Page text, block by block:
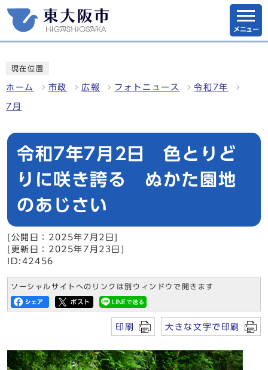
メニュー
現在位置
ホーム 市政 広報 フォトニュース 令和7年
7月
令和7年7月2日 色とりど
りに咲き誇る ぬかた園地
のあじさい
[公開日：2025年7月2日]
[更新日：2025年7月23日]
ID:42456
ソーシャルサイトへのリンクは別ウィンドウで開きます
印刷 大きな文字で印刷